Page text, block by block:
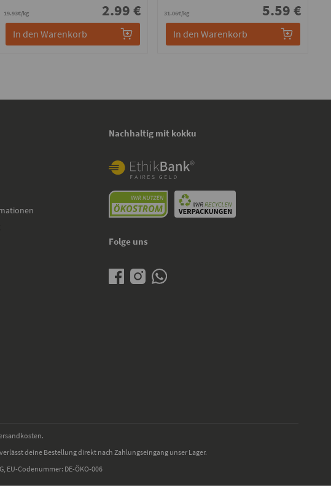
19.93€/kg 2.99 €
In den Warenkorb
31.06€/kg 5.59 €
In den Warenkorb
Nachhaltig mit kokku
Folge uns
deine Bestellung direkt nach Zahlungseingang unser Lager.
EU-Codenummer: DE-ÖKO-006